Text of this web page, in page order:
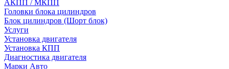
АКПП / МКПП
Головки блока цилиндров
Блок цилиндров (Шорт блок)
Услуги
Установка двигателя
Установка КПП
Диагностика двигателя
Марки Авто